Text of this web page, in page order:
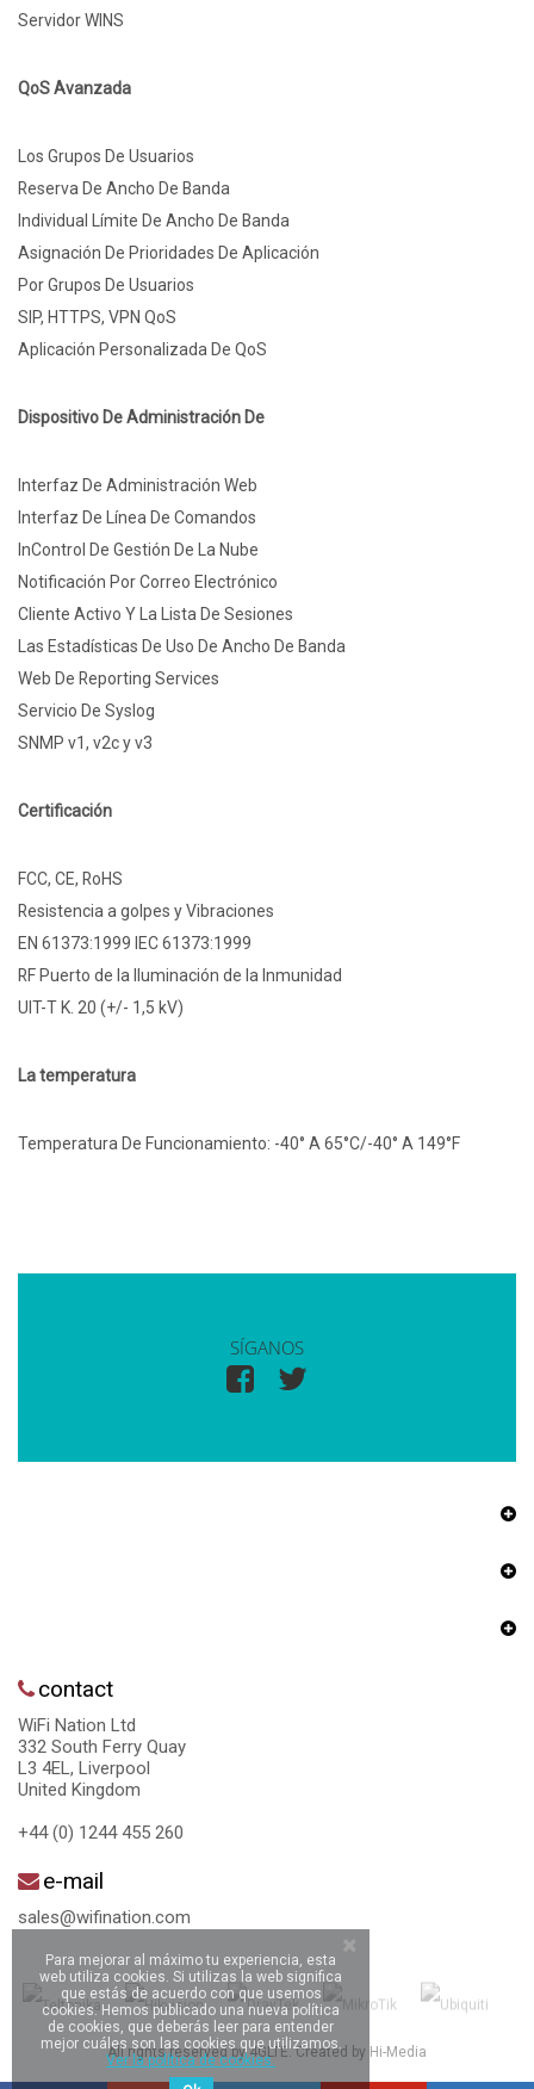
Servidor WINS
QoS Avanzada
Los Grupos De Usuarios
Reserva De Ancho De Banda
Individual Límite De Ancho De Banda
Asignación De Prioridades De Aplicación
Por Grupos De Usuarios
SIP, HTTPS, VPN QoS
Aplicación Personalizada De QoS
Dispositivo De Administración De
Interfaz De Administración Web
Interfaz De Línea De Comandos
InControl De Gestión De La Nube
Notificación Por Correo Electrónico
Cliente Activo Y La Lista De Sesiones
Las Estadísticas De Uso De Ancho De Banda
Web De Reporting Services
Servicio De Syslog
SNMP v1, v2c y v3
Certificación
FCC, CE, RoHS
Resistencia a golpes y Vibraciones
EN 61373:1999 IEC 61373:1999
RF Puerto de la Iluminación de la Inmunidad
UIT-T K. 20 (+/- 1,5 kV)
La temperatura
Temperatura De Funcionamiento: -40° A 65°C/-40° A 149°F
SÍGANOS
contact
WiFi Nation Ltd
332 South Ferry Quay
L3 4EL, Liverpool
United Kingdom
+44 (0) 1244 455 260
e-mail
sales@wifination.com
All rights reserved by 4GLTE. Created by Hi-Media
Para mejorar al máximo tu experiencia, esta
web utiliza cookies. Si utilizas la web significa
que estás de acuerdo con que usemos
cookies. Hemos publicado una nueva política
de cookies, que deberás leer para entender
mejor cuáles son las cookies que utilizamos.
Ver la política de cookies.